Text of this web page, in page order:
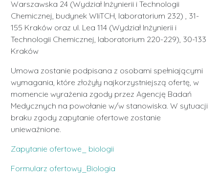
Warszawska 24 (Wydział Inżynierii i Technologii
Chemicznej, budynek WIiTCH, laboratorium 232) , 31-
155 Kraków oraz ul. Lea 114 (Wydział Inżynierii i
Technologii Chemicznej, laboratorium 220-229), 30-133
Kraków
Umowa zostanie podpisana z osobami spełniającymi
wymagania, które złożyły najkorzystniejszą ofertę, w
momencie wyrażenia zgody przez Agencję Badań
Medycznych na powołanie w/w stanowiska. W sytuacji
braku zgody zapytanie ofertowe zostanie
unieważnione.
Zapytanie ofertowe_ biologii
Formularz ofertowy_Biologia